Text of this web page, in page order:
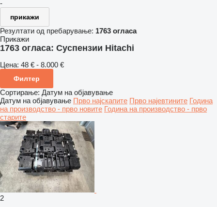
-
прикажи
Резултати од пребарување: 1763 огласа
Прикажи
1763 огласа: Суспензии Hitachi
Цена: 48 € - 8.000 €
Филтер
Сортирање: Датум на објавување
Датум на објавување Прво најскапите Прво најевтините Година
на производство - прво новите Година на производство - прво
старите
2